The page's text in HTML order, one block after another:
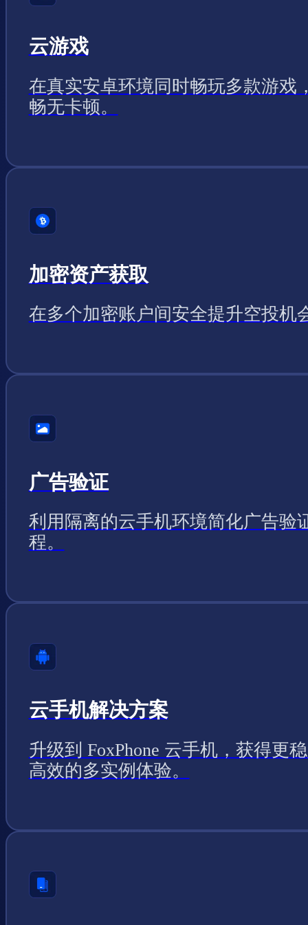
云游戏
在真实安卓环境同时畅玩多款游戏
畅无卡顿。
加密资产获取
在多个加密账户间安全提升空投机
广告验证
利用隔离的云手机环境简化广告验
程。
云手机解决方案
升级到 FoxPhone 云手机，获得更
高效的多实例体验。